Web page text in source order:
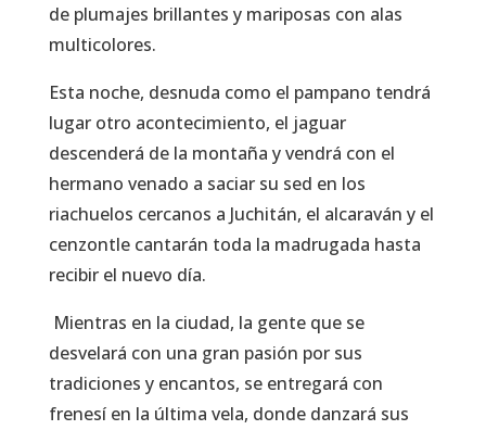
de plumajes brillantes y mariposas con alas
multicolores.
Esta noche, desnuda como el pampano tendrá
lugar otro acontecimiento, el jaguar
descenderá de la montaña y vendrá con el
hermano venado a saciar su sed en los
riachuelos cercanos a Juchitán, el alcaraván y el
cenzontle cantarán toda la madrugada hasta
recibir el nuevo día.
Mientras en la ciudad, la gente que se
desvelará con una gran pasión por sus
tradiciones y encantos, se entregará con
frenesí en la última vela, donde danzará sus